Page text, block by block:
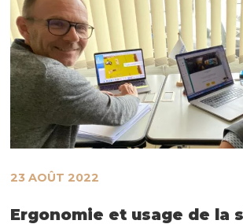
Ergonomie et usage de la
23 AOÛT 2022